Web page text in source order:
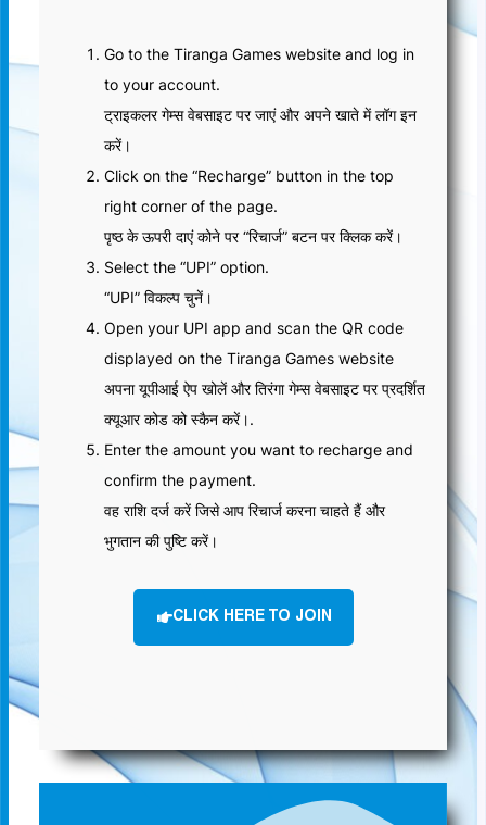
Go to the Tiranga Games website and log in
to your account.
ट्राइकलर गेम्स वेबसाइट पर जाएं और अपने खाते में लॉग इन
करें।
Click on the “Recharge” button in the top
right corner of the page.
पृष्ठ के ऊपरी दाएं कोने पर “रिचार्ज” बटन पर क्लिक करें।
Select the “UPI” option.
“UPI” विकल्प चुनें।
Open your UPI app and scan the QR code
displayed on the Tiranga Games website
अपना यूपीआई ऐप खोलें और तिरंगा गेम्स वेबसाइट पर प्रदर्शित
क्यूआर कोड को स्कैन करें।.
Enter the amount you want to recharge and
confirm the payment.
वह राशि दर्ज करें जिसे आप रिचार्ज करना चाहते हैं और
भुगतान की पुष्टि करें।
CLICK HERE TO JOIN